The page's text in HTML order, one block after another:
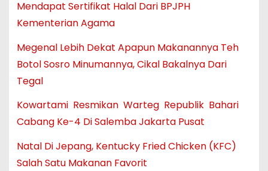
Mendapat Sertifikat Halal Dari BPJPH
Kementerian Agama
Megenal Lebih Dekat Apapun Makanannya Teh
Botol Sosro Minumannya, Cikal Bakalnya Dari
Tegal
Kowartami Resmikan Warteg Republik Bahari
Cabang Ke-4 Di Salemba Jakarta Pusat
Natal Di Jepang, Kentucky Fried Chicken (KFC)
Salah Satu Makanan Favorit